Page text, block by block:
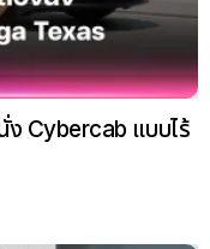
ง Cybercab แบบไร้